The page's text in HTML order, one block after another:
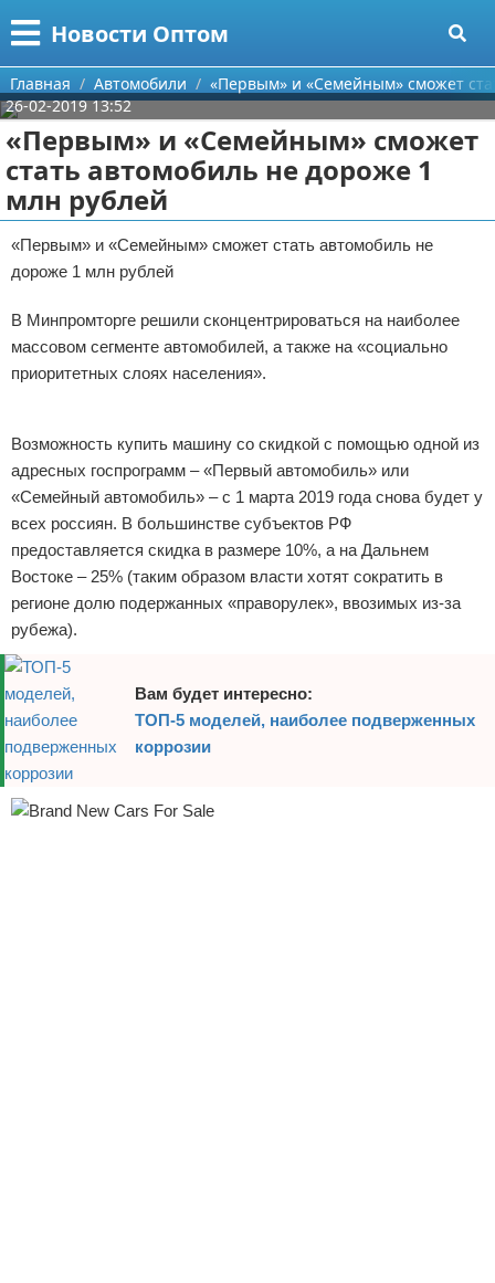
Новости Оптом
Меню
Главная
Категории
Информационные технологии
Автомобили
Знаменитости
Политика
Природа
Культура
Экономика
Разное
Поиск
О проекте
Контакты
Сотрудничество
Размещение рекламы
Условия предоставления информации
Отказ от ответственности
Главная Автомобили
«Первым» и «Семейным» сможет
26-02-2019 13:52
«Первым» и «Семейным» сможет
стать автомобиль не дороже 1
млн рублей
«Первым» и «Семейным» сможет стать автомобиль не
дороже 1 млн рублей
В Минпромторге решили сконцентрироваться на наиболее
массовом сегменте автомобилей, а также на «социально
приоритетных слоях населения».
Возможность купить машину со скидкой с помощью одной из
адресных госпрограмм – «Первый автомобиль» или
«Семейный автомобиль» – с 1 марта 2019 года снова будет у
всех россиян. В большинстве субъектов РФ
предоставляется скидка в размере 10%, а на Дальнем
Востоке – 25% (таким образом власти хотят сократить в
регионе долю подержанных «праворулек», ввозимых из-за
рубежа).
Вам будет интересно:
ТОП-5 моделей, наиболее подверженных
коррозии